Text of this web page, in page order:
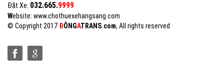
Đặt Xe: 032.665.9999
Website: www.chothuexehangsang.com
© Copyright 2017 ĐÔ NGATRANS.com, All rights reserved